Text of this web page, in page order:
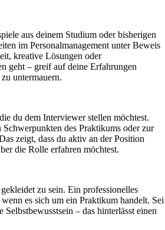
aus deinem Studium oder bisherigen
im Personalmanagement unter Beweis
kreative Lösungen oder
geht – greif auf deine Erfahrungen
untermauern.
du dem Interviewer stellen möchtest.
des Praktikums oder zur
zeigt, dass du aktiv an der Position
die Rolle erfahren möchtest.
zu sein. Ein professionelles
es sich um ein Praktikum handelt. Sei
– das hinterlässt einen